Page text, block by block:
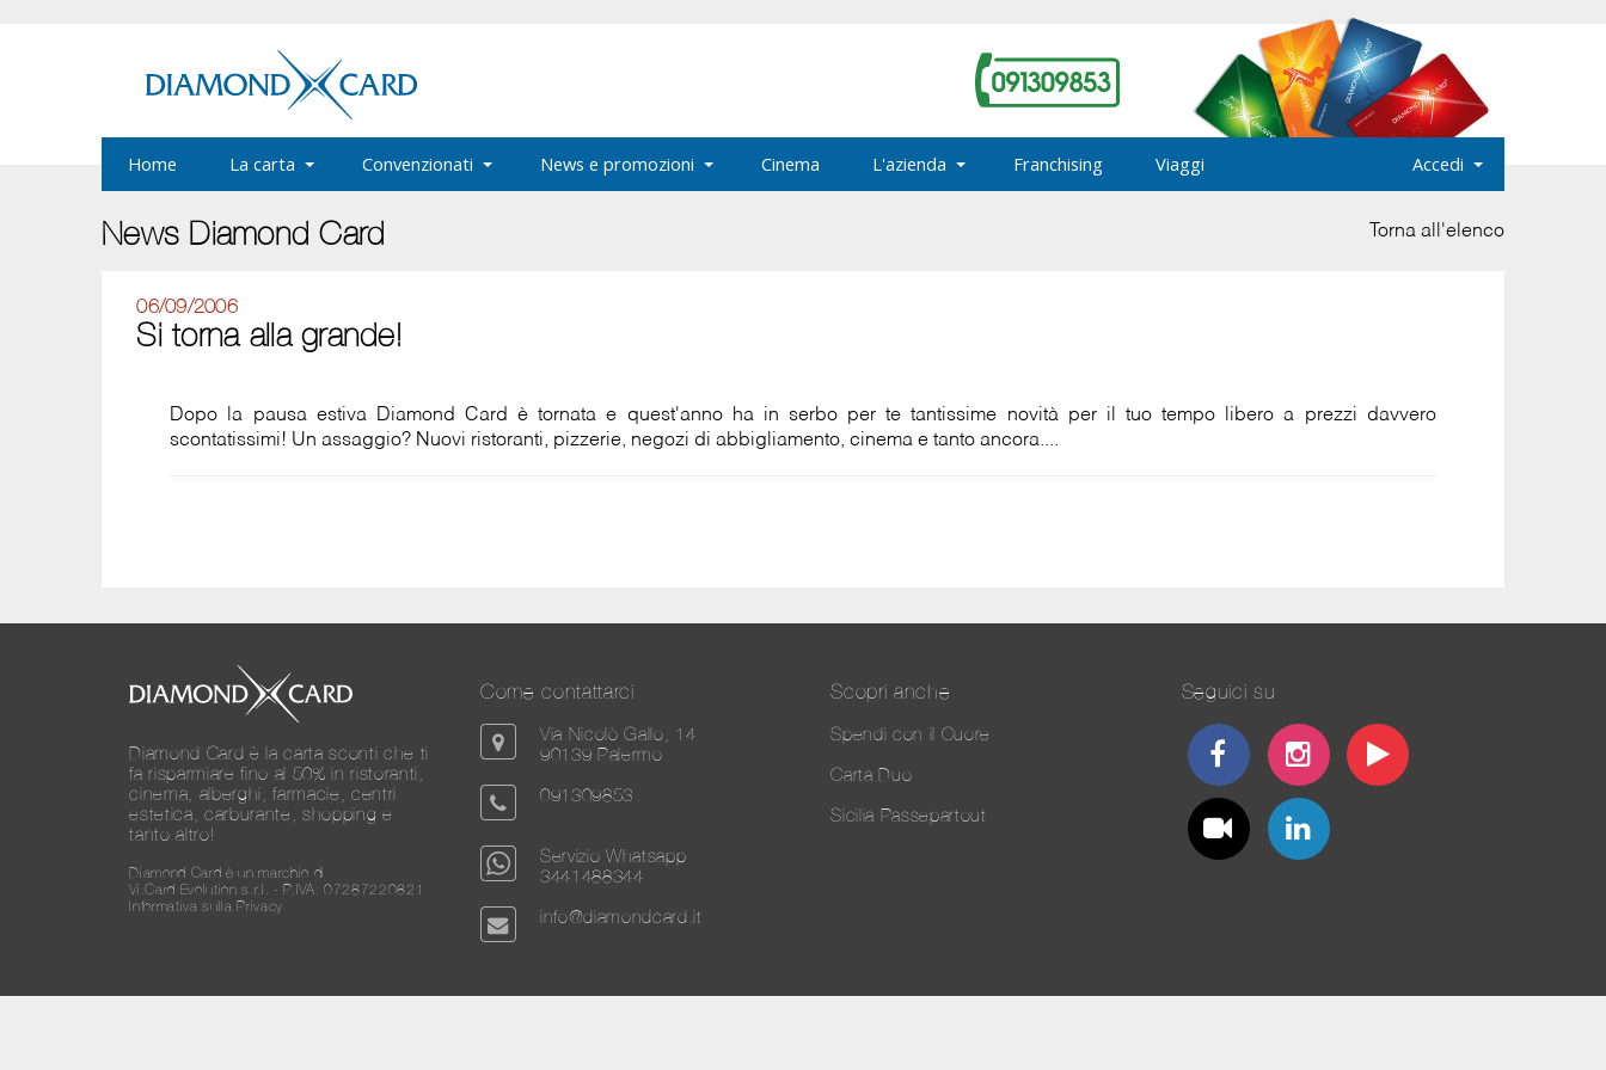
Home La carta Convenzionati News e promozioni Cinema L'azienda Franchising Viaggi Accedi
News Diamond Card Torna all'elenco
06/09/2006
Si torna alla grande!
Dopo la pausa estiva Diamond Card è tornata e quest'anno ha in serbo per te tantissime novità per il tuo tempo libero a prezzi davvero
scontatissimi! Un assaggio? Nuovi ristoranti, pizzerie, negozi di abbigliamento, cinema e tanto ancora....
Diamond Card è la carta sconti che ti
fa risparmiare fino al 50% in ristoranti,
cinema, alberghi, farmacie, centri
estetica, carburante, shopping e
tanto altro!
Diamond Card è un marchio di
Vi.Card Evolution s.r.l. - P.IVA: 07287220821
Informativa sulla Privacy
Come contattarci
Via Nicolò Gallo, 14
90139 Palermo
091309853
Servizio Whatsapp
3441488344
info@diamondcard.it
Scopri anche
Spendi con il Cuore
Carta Duo
Sicilia Passepartout
Seguici su